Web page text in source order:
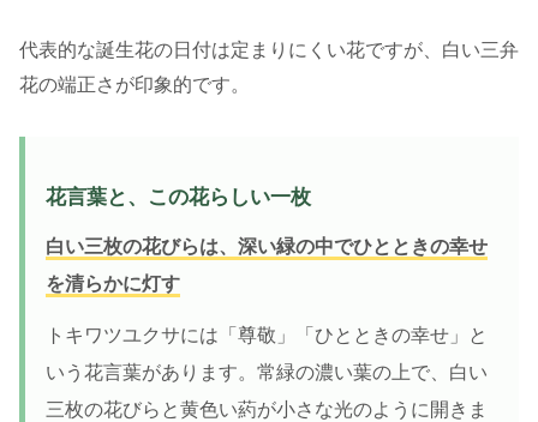
代表的な誕生花の日付は定まりにくい花ですが、白い三弁
花の端正さが印象的です。
花言葉と、この花らしい一枚
白い三枚の花びらは、深い緑の中でひとときの幸せ
を清らかに灯す
トキワツユクサには「尊敬」「ひとときの幸せ」と
いう花言葉があります。常緑の濃い葉の上で、白い
三枚の花びらと黄色い葯が小さな光のように開きま